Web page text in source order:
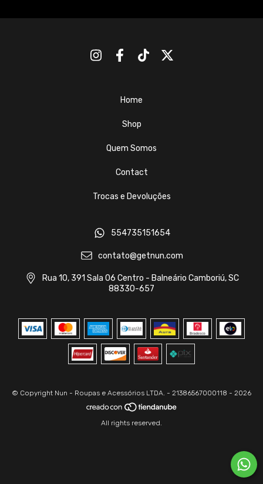
Home
Shop
Quem Somos
Contact
Trocas e Devoluções
554735151654
contato@getnun.com
Rua 10, 391 Sala 06 Centro - Balneário Camboriú, SC
88330-657
© Copyright Nun - Roupas e Acessórios LTDA. - 21386567000118 - 2026
All rights reserved.